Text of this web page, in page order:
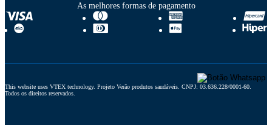
As melhores formas de pagamento
This website uses VTEX technology. Projeto Verão produtos saudáveis. CNPJ: 03.636.228/0001-60.
Todos os direitos reservados.